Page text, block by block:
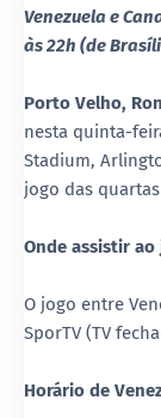
Venezuela e
às 22h (de
Porto Velho,
nesta quinta-
Stadium,
jogo das
Onde assistir ao
O jogo entre
SporTV (TV
Horário de